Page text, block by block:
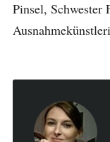
Pinsel, Schwester